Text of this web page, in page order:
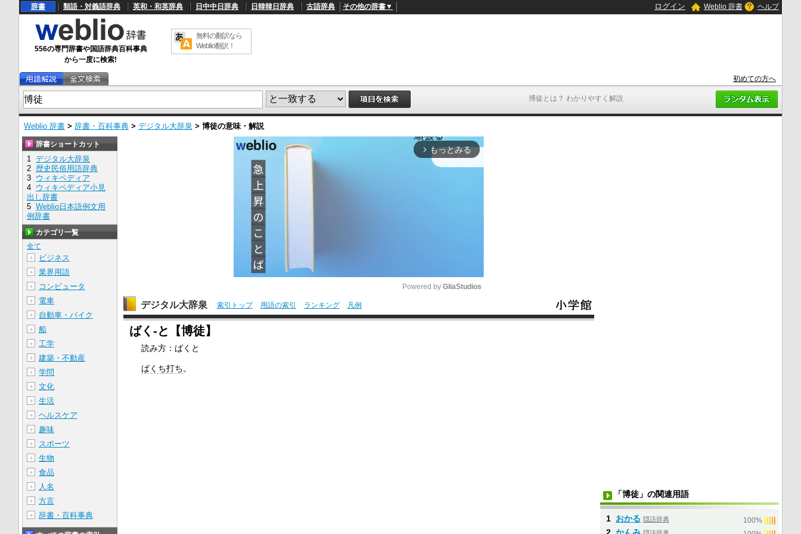
博徒とは？ わかりやすく解説
辞書 類語・対義語辞典 英和・和英辞典 日中中日辞典 日韓韓日辞典 古語辞典 その他の辞書▼ ログイン Weblio 辞書 ヘルプ
556の専門辞書や国語辞典百科事典
から一度に検索!
無料の翻訳なら
Weblio翻訳！
初めての方へ
Weblio 辞書 > 辞書・百科事典 > デジタル大辞泉 > 博徒の意味・解説
arrow_forward_ios もっとみる
M
Powered by GliaStudios
デジタル大辞泉 索引トップ 用語の索引 ランキング 凡例
ばく‐と【博徒】
読み方：ばくと
ばくち打ち。
辞書ショートカット
1 デジタル大辞泉
2 歴史民俗用語辞典
3 ウィキペディア
4 ウィキペディア小見
出し辞書
5 Weblio日本語例文用
例辞書
カテゴリ一覧
全て
＋
ビジネス
＋ 業界用語
＋ コンピュータ
＋ 電車
＋ 自動車・バイク
＋ 船
＋ 工学
＋ 建築・不動産
＋ 学問
＋ 文化
＋ 生活
＋ ヘルスケア
＋ 趣味
＋ スポーツ
＋ 生物
＋ 食品
＋ 人名
＋ 方言
＋ 辞書・百科事典
「博徒」の関連用語
1 おかる 隠語辞典 100%